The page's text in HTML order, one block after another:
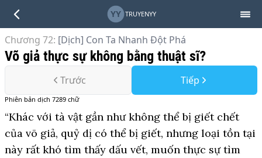
YY TRUYENYY
Chương 72: [Dịch] Con Ta Nhanh Đột Phá
Võ giả thực sự không bằng thuật sĩ?
Trước Tiếp
Phiên bản dịch 7289 chữ
“Khác với tà vật gần như không thể bị giết chết
của võ giả, quỷ dị có thể bị giết, nhưng loại tồn tại
này rất khó tìm thấy dấu vết, muốn thực sự tìm